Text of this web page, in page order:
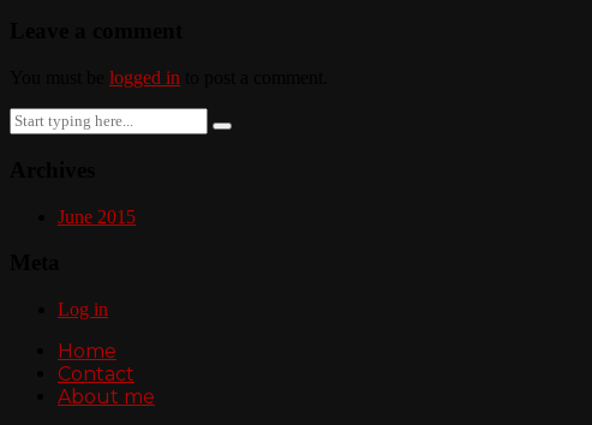
logged in
Search
for:
June 2015
Log in
Home
Contact
About me